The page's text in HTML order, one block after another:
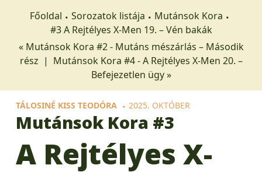
Főoldal Sorozatok listája
Mutánsok Kora
#3 A Rejtélyes X-Men 19. – Vén bakák
« Mutánsok Kora #2 - Mutáns mészárlás – Második
rész | Mutánsok Kora #4 - A Rejtélyes X-Men 20. –
Befejezetlen ügy »
TÁLOSINÉ KISS TEODÓRA 2025. OKTÓBER
Mutánsok Kora #3
A Rejtélyes X-